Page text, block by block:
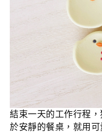
結束一天的工作行程
於安靜的餐桌，就用